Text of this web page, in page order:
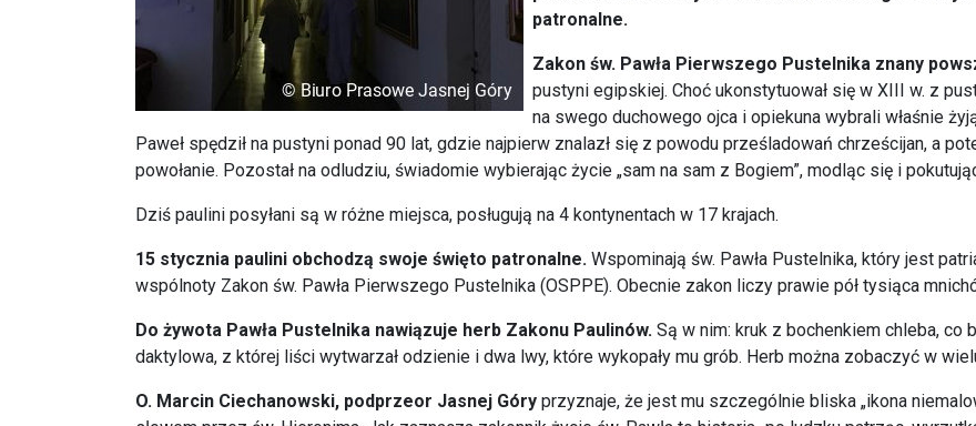
patronalne.
Zakon św. Pawła Pierwszego Pustelnika znany
pustyni egipskiej. Choć ukonstytuował się w XIII w. z
na swego duchowego ojca i opiekuna wybrali właśnie
Paweł spędził na pustyni ponad 90 lat, gdzie najpierw znalazł się z powodu prześladowań chrześcijan, a
powołanie. Pozostał na odludziu, świadomie wybierając życie „sam na sam z Bogiem”, modląc się i
Dziś paulini posyłani są w różne miejsca, posługują na 4 kontynentach w 17 krajach.
15 stycznia paulini obchodzą swoje święto patronalne. Wspominają św. Pawła Pustelnika, który jest
wspólnoty Zakon św. Pawła Pierwszego Pustelnika (OSPPE). Obecnie zakon liczy prawie pół tysiąca
Do żywota Pawła Pustelnika nawiązuje herb Zakonu Paulinów. Są w nim: kruk z bochenkiem chleba, co
daktylowa, z której liści wytwarzał odzienie i dwa lwy, które wykopały mu grób. Herb można zobaczyć w
O. Marcin Ciechanowski, podprzeor Jasnej Góry przyznaje, że jest mu szczególnie bliska „ikona